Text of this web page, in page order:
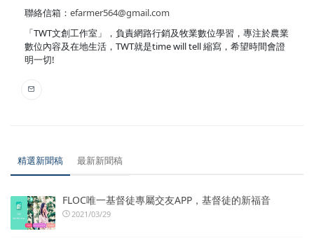
聯絡信箱： efarmer564@gmail.com
「TWT文創工作室」，負責網路行銷及牧業數位學習，專注於農業
數位內容及在地生活，TWT就是time will tell 縮寫，希望時間會證
明一切!
精選新聞稿 最新新聞稿
FLOC唯一基督徒專屬交友APP，基督徒的新福音
2021/03/29